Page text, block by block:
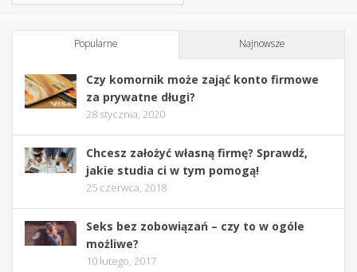
Popularne Najnowsze
Czy komornik może zająć konto firmowe
za prywatne długi?
28 stycznia, 2020
Chcesz założyć własną firmę? Sprawdź,
jakie studia ci w tym pomogą!
25 czerwca, 2018
Seks bez zobowiązań – czy to w ogóle
możliwe?
10 lutego, 2017